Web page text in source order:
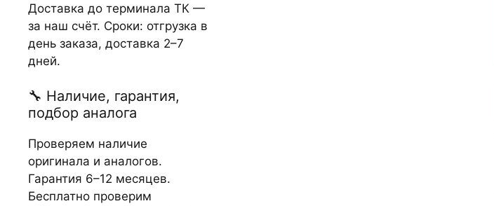
Доставка до терминала ТК —
за наш счёт. Сроки: отгрузка в
день заказа, доставка 2–7
дней.
🔧 Наличие, гарантия,
подбор аналога
Проверяем наличие
оригинала и аналогов.
Гарантия 6–12 месяцев.
Бесплатно проверим